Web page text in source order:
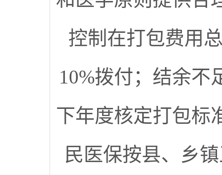
控制在打包费用
10%拨付；结余不
下年度核定打包标
民医保按县、乡